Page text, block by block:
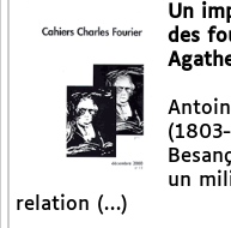
Un
des
un
relation (…)